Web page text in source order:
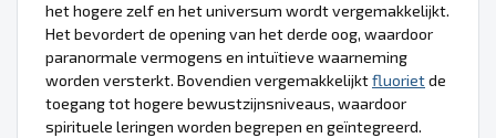
het hogere zelf en het universum wordt vergemakkelijkt.
Het bevordert de opening van het derde oog, waardoor
paranormale vermogens en intuïtieve waarneming
worden versterkt. Bovendien vergemakkelijktfluorietde
toegang tot hogere bewustzijnsniveaus, waardoor
spirituele leringen worden begrepen en geïntegreerd.